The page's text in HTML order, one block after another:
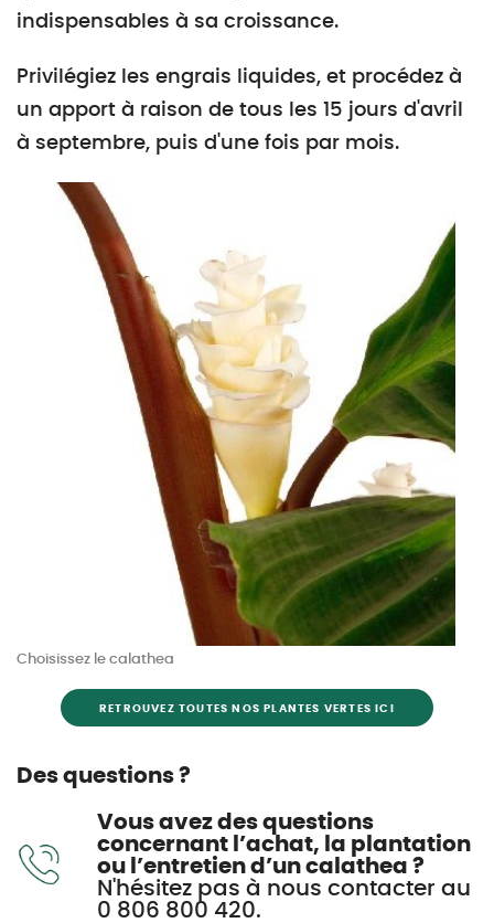
Choisissez le calathea
indispensables à sa croissance.
Privilégiez les engrais liquides, et procédez à
un apport à raison de tous les 15 jours d'avril
à septembre, puis d'une fois par mois.
RETROUVEZ TOUTES NOS PLANTES VERTES ICI
Des questions ?
Vous avez des questions
concernant l’achat, la plantation
ou l’entretien d’un calathea ?
N'hésitez pas à nous contacter au
0 806 800 420.